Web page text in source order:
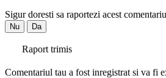
Sigur doresti sa raportezi acest
Nu Da
Raport trimis
Comentariul tau a fost inregistrat si va fi